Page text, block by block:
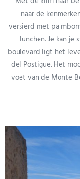
naar de
versierd met
lunchen. Je kan je
boulevard ligt het
del Postigue. Het
voet van de Monte